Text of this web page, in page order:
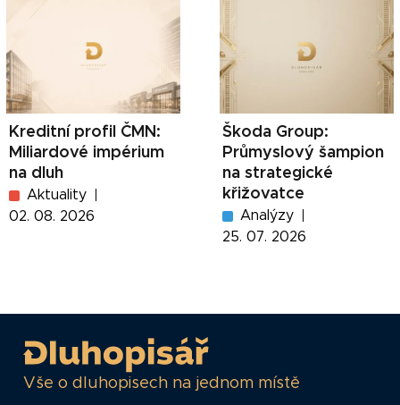
Kreditní profil ČMN:
Miliardové impérium
na dluh
Aktuality
02. 08. 2026
Škoda Group:
Průmyslový šampion
na strategické
křižovatce
Analýzy
25. 07. 2026
Vše o dluhopisech na jednom místě